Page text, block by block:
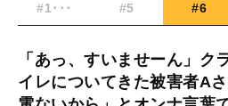
#1･･･ #5 #6
「あっ、すいませーん」ク
イレについてきた被害者A